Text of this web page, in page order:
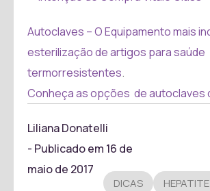
Autoclaves – O Equipamento mais
esterilização de artigos para saúde
termorresistentes.
Conheça as opções de autoclaves
Liliana Donatelli
- Publicado em 16 de
maio de 2017
DICAS